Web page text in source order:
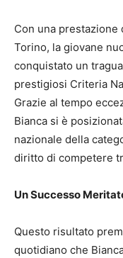
Con una prestazione
Torino, la giovane
conquistato un
prestigiosi Criteria
Grazie al tempo
Bianca si è
nazionale della
diritto di competere
Un Successo
Questo risultato
quotidiano che